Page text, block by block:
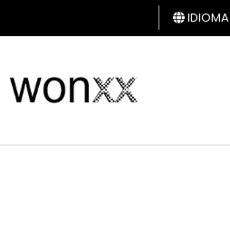
HOMBRE
IDIOMA